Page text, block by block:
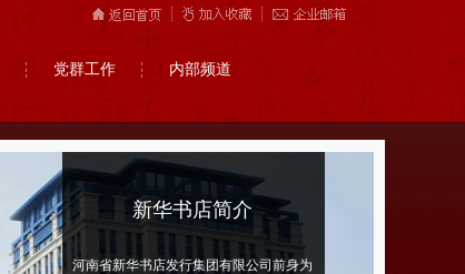
党群工作 内部频道
新华书店简介
河南省新华书店发行集团有限公司前身为